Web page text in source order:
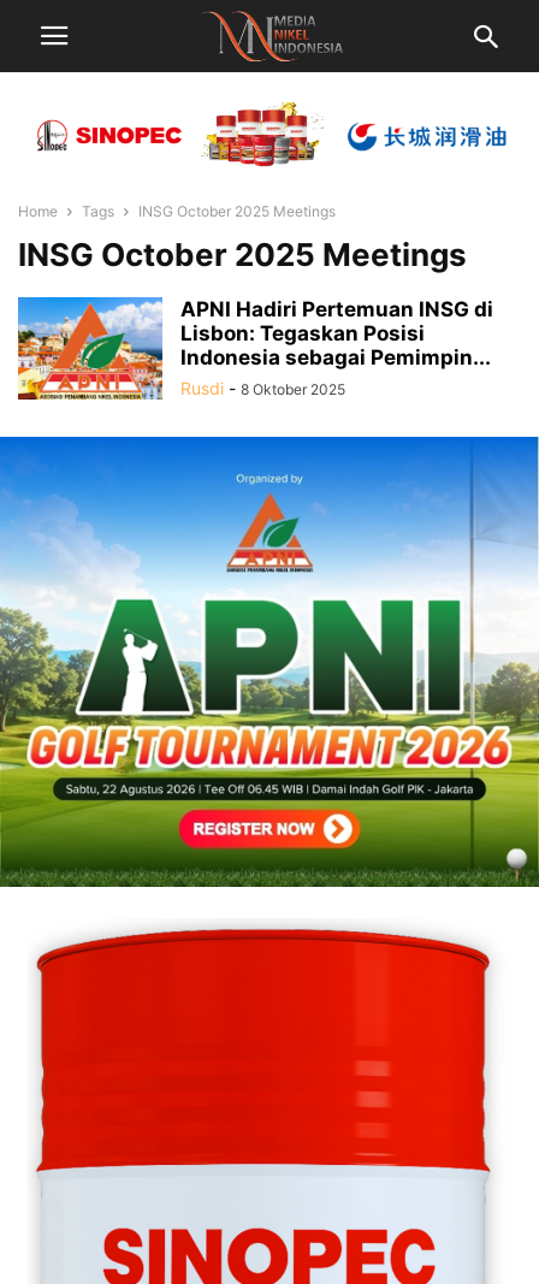
Home Tags INSG October 2025 Meetings
INSG October 2025 Meetings
APNI Hadiri Pertemuan INSG di
Lisbon: Tegaskan Posisi
Indonesia sebagai Pemimpin...
Rusdi - 8 Oktober 2025